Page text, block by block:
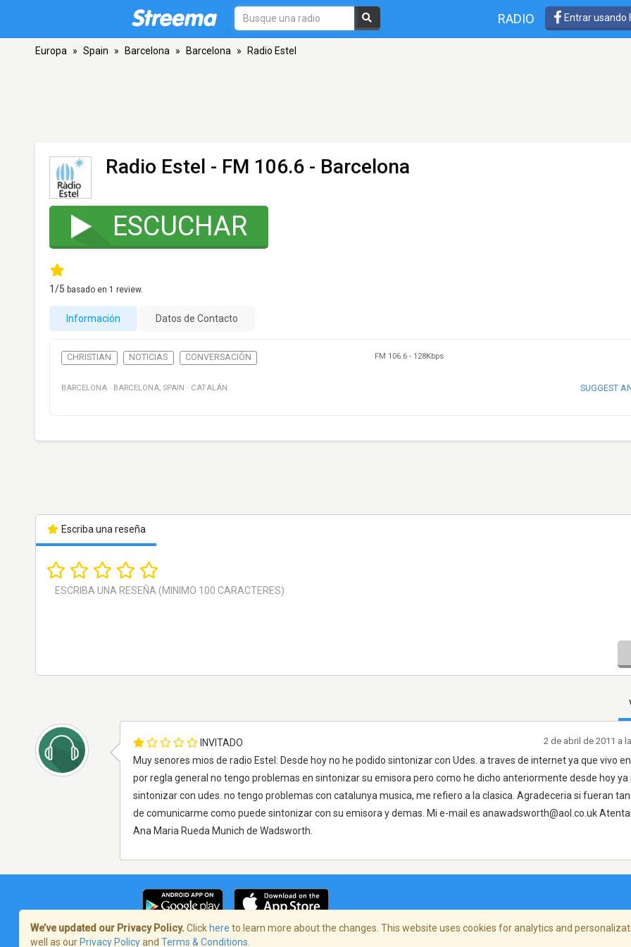
RADIO Entrar usando
Europa » Spain » Barcelona » Barcelona » Radio Estel
Radio Estel - FM 106.6 - Barcelona
ESCUCHAR
1/5 basado en 1 review.
Información Datos de Contacto
CHRISTIAN NOTICIAS CONVERSACIÓN FM 106.6 - 128Kbps
BARCELONA · BARCELONA, SPAIN · CATALÁN SUGGEST
Escriba una reseña
INVITADO
Muy senores mios de radio Estel: Desde hoy no he podido sintonizar con Udes. a traves de internet ya que vivo
por regla general no tengo problemas en sintonizar su emisora pero como he dicho anteriormente desde hoy ya
sintonizar con udes. no tengo problemas con catalunya musica, me refiero a la clasica. Agradeceria si fueran
de comunicarme como puede sintonizar con su emisora y demas. Mi e-mail es anawadsworth@aol.co.uk
Ana Maria Rueda Munich de Wadsworth.
2 de abril de 2011 a
We’ve updated our Privacy Policy. Click here to learn more about the changes. This website uses cookies for analytics and
well as our Privacy Policyand Terms & Conditions